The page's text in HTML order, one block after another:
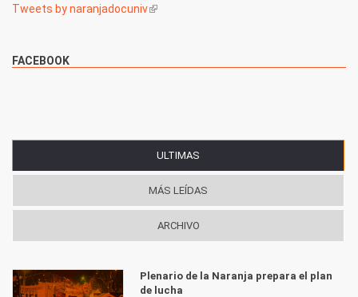
Tweets by naranjadocuniv(link is external)
FACEBOOK
ULTIMAS
MÁS LEÍDAS
ARCHIVO
Plenario de la Naranja prepara el plan
de lucha